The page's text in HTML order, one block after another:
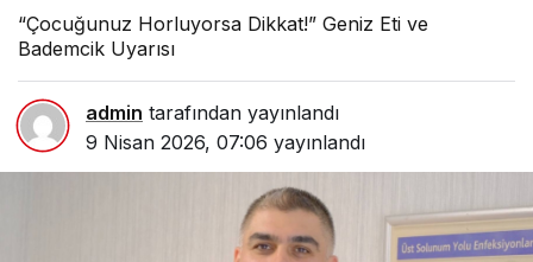
“Çocuğunuz Horluyorsa Dikkat!” Geniz Eti ve
Bademcik Uyarısı
admin tarafından yayınlandı
9 Nisan 2026, 07:06 yayınlandı